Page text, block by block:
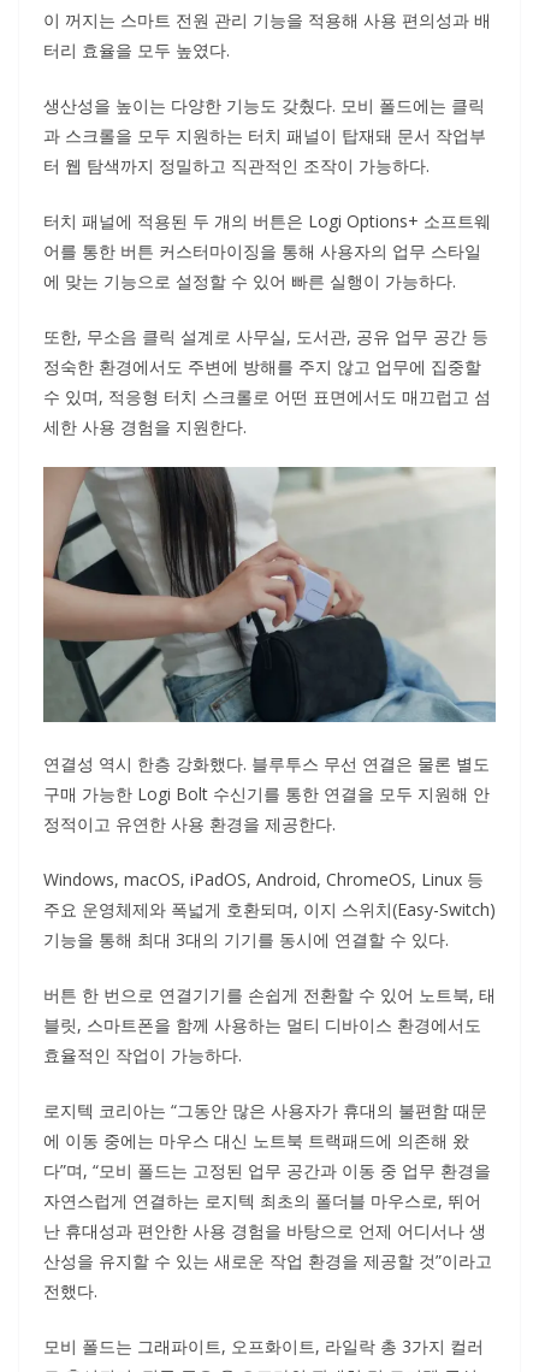
이 꺼지는 스마트 전원 관리 기능을 적용해 사용 편의성과 배
터리 효율을 모두 높였다.
생산성을 높이는 다양한 기능도 갖췄다. 모비 폴드에는 클릭
과 스크롤을 모두 지원하는 터치 패널이 탑재돼 문서 작업부
터 웹 탐색까지 정밀하고 직관적인 조작이 가능하다.
터치 패널에 적용된 두 개의 버튼은 Logi Options+ 소프트웨
어를 통한 버튼 커스터마이징을 통해 사용자의 업무 스타일
에 맞는 기능으로 설정할 수 있어 빠른 실행이 가능하다.
또한, 무소음 클릭 설계로 사무실, 도서관, 공유 업무 공간 등
정숙한 환경에서도 주변에 방해를 주지 않고 업무에 집중할
수 있며, 적응형 터치 스크롤로 어떤 표면에서도 매끄럽고 섬
세한 사용 경험을 지원한다.
연결성 역시 한층 강화했다. 블루투스 무선 연결은 물론 별도
구매 가능한 Logi Bolt 수신기를 통한 연결을 모두 지원해 안
정적이고 유연한 사용 환경을 제공한다.
Windows, macOS, iPadOS, Android, ChromeOS, Linux 등
주요 운영체제와 폭넓게 호환되며, 이지 스위치(Easy-Switch)
기능을 통해 최대 3대의 기기를 동시에 연결할 수 있다.
버튼 한 번으로 연결기기를 손쉽게 전환할 수 있어 노트북, 태
블릿, 스마트폰을 함께 사용하는 멀티 디바이스 환경에서도
효율적인 작업이 가능하다.
로지텍 코리아는 “그동안 많은 사용자가 휴대의 불편함 때문
에 이동 중에는 마우스 대신 노트북 트랙패드에 의존해 왔
다”며, “모비 폴드는 고정된 업무 공간과 이동 중 업무 환경을
자연스럽게 연결하는 로지텍 최초의 폴더블 마우스로, 뛰어
난 휴대성과 편안한 사용 경험을 바탕으로 언제 어디서나 생
산성을 유지할 수 있는 새로운 작업 환경을 제공할 것”이라고
전했다.
모비 폴드는 그래파이트, 오프화이트, 라일락 총 3가지 컬러